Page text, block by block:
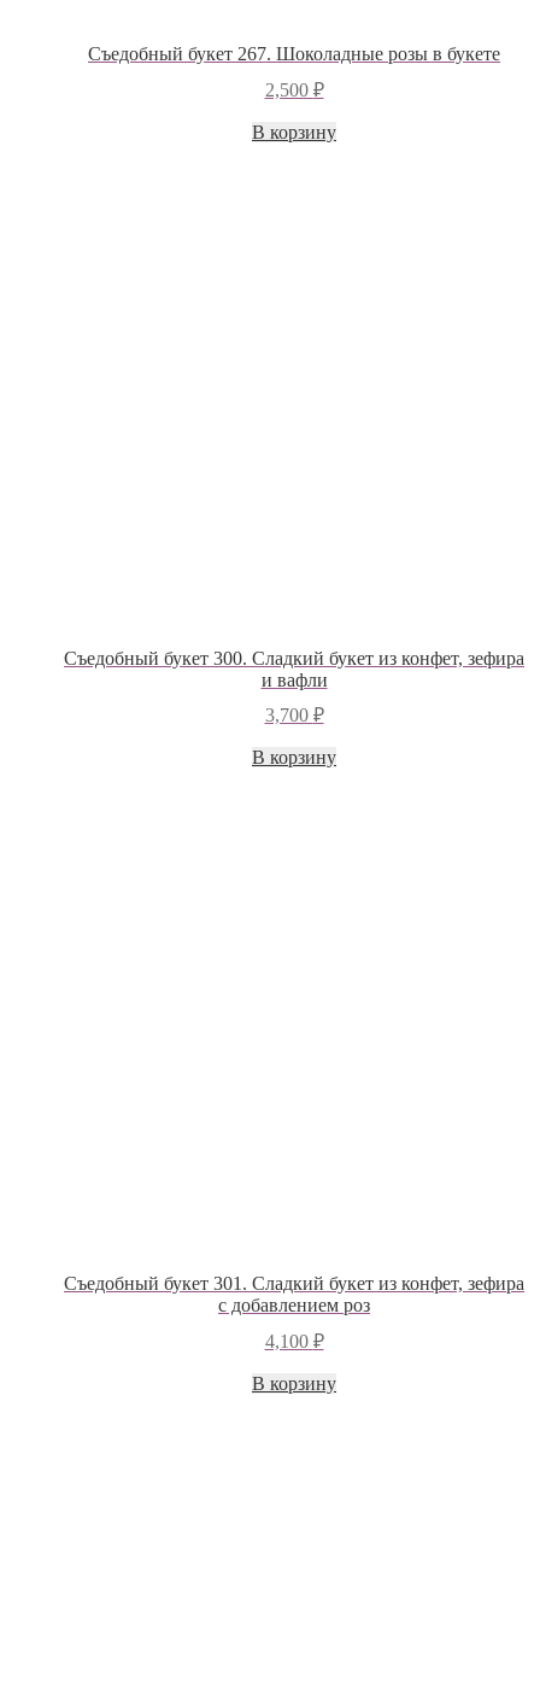
Съедобный букет 267. Шоколадные розы в букете
2,500 ₽
В корзину
Съедобный букет 300. Сладкий букет из конфет, зефира
и вафли
3,700 ₽
В корзину
Съедобный букет 301. Сладкий букет из конфет, зефира
с добавлением роз
4,100 ₽
В корзину